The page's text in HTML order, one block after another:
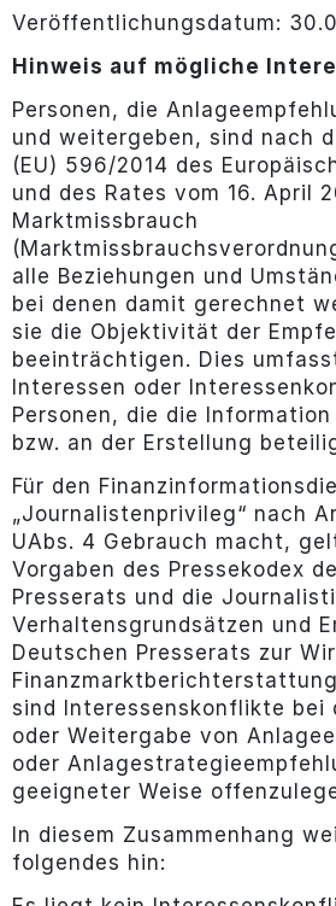
Veröffentlichungsdatum:
Hinweis auf mögliche
Personen, die
und weitergeben, sind nach
(EU) 596/2014 des
und des Rates vom 16. April
Marktmissbrauch
alle Beziehungen und
bei denen damit gerechnet
sie die Objektivität der
beeinträchtigen. Dies
Interessen oder
Personen, die die
bzw. an der Erstellung
Für den
„Journalistenprivileg“ nach
UAbs. 4 Gebrauch macht,
Vorgaben des Pressekodex
Presserats und die
Verhaltensgrundsätzen und
Deutschen Presserats zur
sind Interessenskonflikte bei
oder Weitergabe von
oder
geeigneter Weise
In diesem Zusammenhang
folgendes hin: